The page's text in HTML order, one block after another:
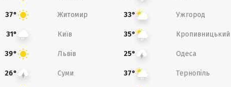
37° Житомир 33° Ужгород
31° Київ 35° Кропивницький
39° Львів 25° Одеса
26° Суми 37° Тернопіль